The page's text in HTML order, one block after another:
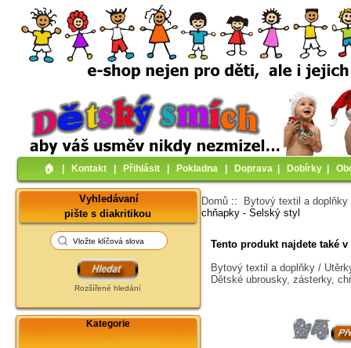
🏠︎ Kontakt Přihlásit Pokladna Doprava Dobírky
Vyhledávaní
pište s diakritikou
Rozšířené hledání
Kategorie
Domů :: Bytový textil a doplňky
chňapky - Selský styl
Tento produkt najdete také
Bytový textil a doplňky /
Dětské ubrousky, zásterky,